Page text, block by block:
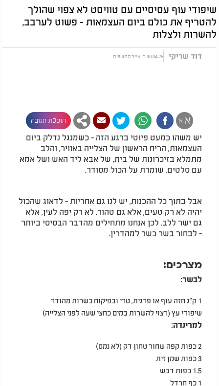
שיפודי עוף עסיסיים עם טוויסט לא צפוי שהולך
להטריף את כולם ביום העצמאות - פשוט לערבב,
להשרות ולצלות
דוד שריקי 30.04.25 ב' אייר התשפ"ה
א א הוספת תגובה
יש משהו כמעט פיוטי ברגע הזה - כשמנגל נדלק ביום
העצמאות, הריח הראשון של הצלייה באוויר, והלב
מתמלא בזיכרונות של בית, של אבא ליד האש ושל אמא
עם סלטים, שומרת על הכול מסודר.
אבל בתוך כל ההכנות, יש לנו גם אחריות - לדאוג שהכול
יהיה לא רק טעים, אלא גם טהור. לא רק יפה לעין, אלא
גם ישר ללב. לכן אנחנו מתחילים מהדבר הבסיסי ביותר
- לבחור בשר כשר למהדרין.
מצרכים:
לבשר:
1 ק"ג חזה עוף או פרגית, טרי ובפיקוח כשרות מהודר
שיפודי עץ (רצוי להשרות במים כחצי שעה לפני הצלייה)
למרינדה:
2כפות קפה שחור טחון דק (לא נמס)
3כפות שמן זית
1.5 כפות דבש
1 כף חרדל